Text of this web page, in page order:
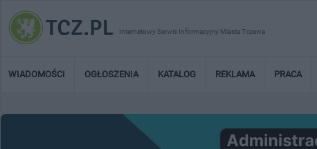
Internetowy Serwis Informacyjny Miasta Tczewa
WIADOMOŚCI OGŁOSZENIA KATALOG REKLAMA PRACA